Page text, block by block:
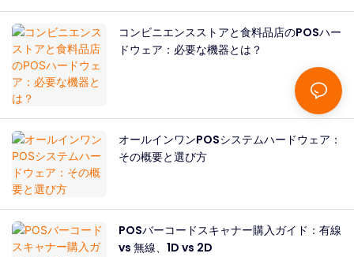
コンビニエンスストアと食料品店のPOSハー
ドウェア：必要な機器とは？
オールインワンPOSシステムハードウェア：
その概要と選び方
POSバーコードスキャナー購入ガイド：有線
vs 無線、1D vs 2D